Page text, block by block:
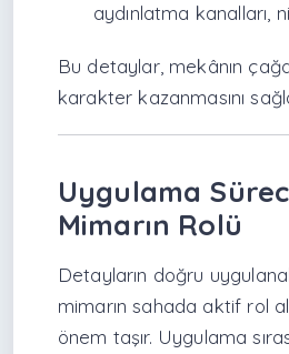
aydınlatma kanalları,
Bu detaylar, mekânın
karakter kazanmasını
Uygulama
Mimarın Rolü
Detayların doğru
mimarın sahada aktif rol
önem taşır. Uygulama